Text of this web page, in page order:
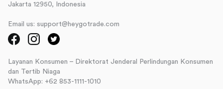
Jakarta 12950, Indonesia
Email us: support@heygotrade.com
Layanan Konsumen – Direktorat Jenderal Perlindungan Konsumen
dan Tertib Niaga
WhatsApp: +62 853-1111-1010